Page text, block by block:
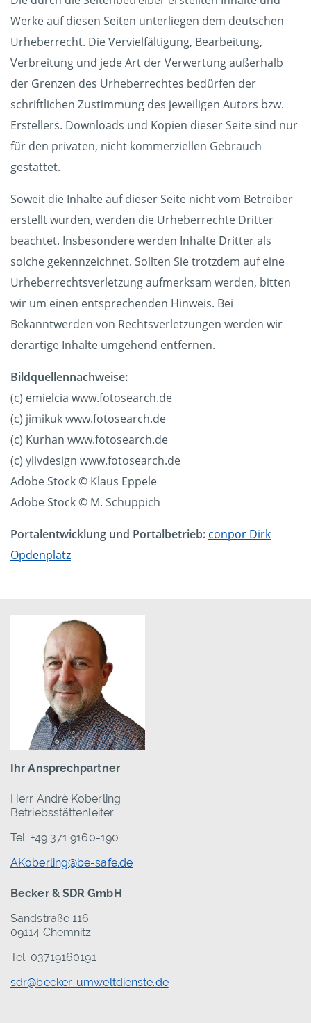
Werke auf diesen Seiten unterliegen dem deutschen
Urheberrecht. Die Vervielfältigung, Bearbeitung,
Verbreitung und jede Art der Verwertung außerhalb
der Grenzen des Urheberrechtes bedürfen der
schriftlichen Zustimmung des jeweiligen Autors bzw.
Erstellers. Downloads und Kopien dieser Seite sind nur
für den privaten, nicht kommerziellen Gebrauch
gestattet.
Soweit die Inhalte auf dieser Seite nicht vom Betreiber
erstellt wurden, werden die Urheberrechte Dritter
beachtet. Insbesondere werden Inhalte Dritter als
solche gekennzeichnet. Sollten Sie trotzdem auf eine
Urheberrechtsverletzung aufmerksam werden, bitten
wir um einen entsprechenden Hinweis. Bei
Bekanntwerden von Rechtsverletzungen werden wir
derartige Inhalte umgehend entfernen.
Bildquellennachweise:
(c) emielcia www.fotosearch.de
(c) jimikuk www.fotosearch.de
(c) Kurhan www.fotosearch.de
(c) ylivdesign www.fotosearch.de
Adobe Stock © Klaus Eppele
Adobe Stock © M. Schuppich
Portalentwicklung und Portalbetrieb: conpor Dirk
Opdenplatz
Ihr Ansprechpartner
Herr Andrè Koberling
Betriebsstättenleiter
Tel: +49 371 9160-190
AKoberling@be-safe.de
Becker & SDR GmbH
Sandstraße 116
09114 Chemnitz
Tel: 03719160191
sdr@becker-umweltdienste.de